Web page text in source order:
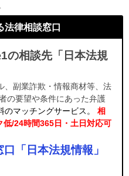
法律相談窓口
相談先「日本法規
、副業詐欺・情報商材等、法
の要望や条件にあった弁護
のマッチングサービス。
相
低/24時間365日・土日対応可
「日本法規情報」